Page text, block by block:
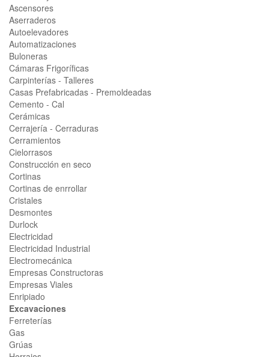
Ascensores
Aserraderos
Autoelevadores
Automatizaciones
Buloneras
Cámaras Frigoríficas
Carpinterías - Talleres
Casas Prefabricadas - Premoldeadas
Cemento - Cal
Cerámicas
Cerrajería - Cerraduras
Cerramientos
Cielorrasos
Construcción en seco
Cortinas
Cortinas de enrrollar
Cristales
Desmontes
Durlock
Electricidad
Electricidad Industrial
Electromecánica
Empresas Constructoras
Empresas Viales
Enripiado
Excavaciones
Ferreterías
Gas
Grúas